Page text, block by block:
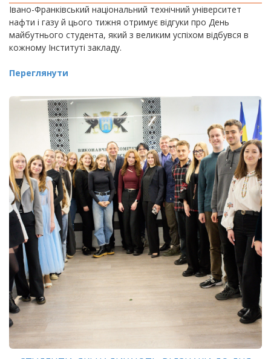
Івано-Франківський національний технічний університет
нафти і газу й цього тижня отримує відгуки про День
майбутнього студента, який з великим успіхом відбувся в
кожному Інституті закладу.
Переглянути